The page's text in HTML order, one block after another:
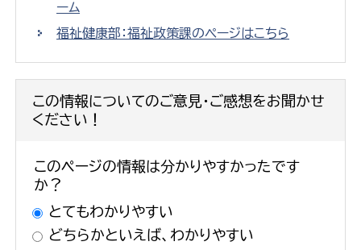
ーム
福祉健康部：福祉政策課のページはこちら
この情報についてのご意見・ご感想をお聞かせ
ください！
このページの情報は分かりやすかったです
か？
とてもわかりやすい
どちらかといえば、わかりやすい